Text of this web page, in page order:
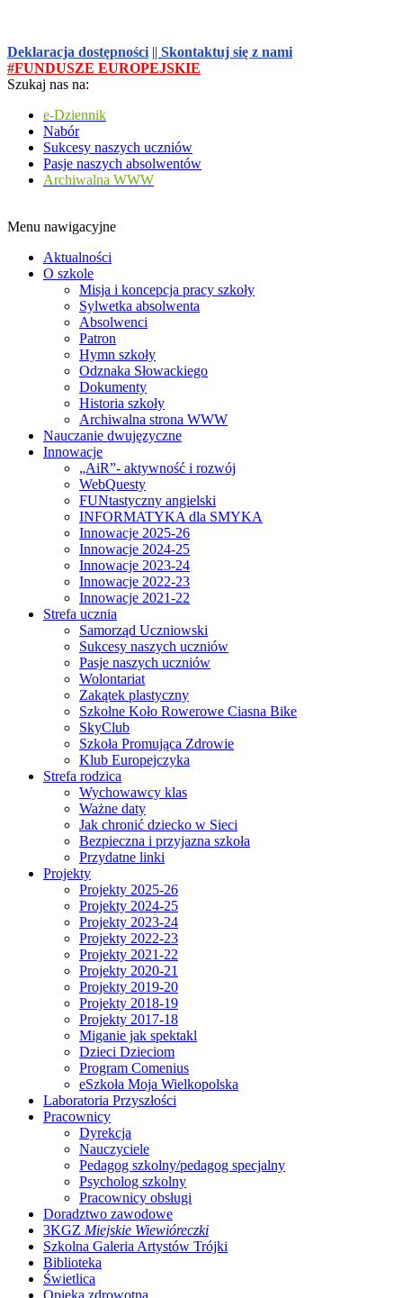
Deklaracja dostępności || Skontaktuj się z nami
#FUNDUSZE EUROPEJSKIE
Szukaj nas na:
e-Dziennik
Nabór
Sukcesy naszych uczniów
Pasje naszych absolwentów
Archiwalna WWW
Menu nawigacyjne
Aktualności
O szkole
Misja i koncepcja pracy szkoły
Sylwetka absolwenta
Absolwenci
Patron
Hymn szkoły
Odznaka Słowackiego
Dokumenty
Historia szkoły
Archiwalna strona WWW
Nauczanie dwujęzyczne
Innowacje
„AiR”- aktywność i rozwój
WebQuesty
FUNtastyczny angielski
INFORMATYKA dla SMYKA
Innowacje 2025-26
Innowacje 2024-25
Innowacje 2023-24
Innowacje 2022-23
Innowacje 2021-22
Strefa ucznia
Samorząd Uczniowski
Sukcesy naszych uczniów
Pasje naszych uczniów
Wolontariat
Zakątek plastyczny
Szkolne Koło Rowerowe Ciasna Bike
SkyClub
Szkoła Promująca Zdrowie
Klub Europejczyka
Strefa rodzica
Wychowawcy klas
Ważne daty
Jak chronić dziecko w Sieci
Bezpieczna i przyjazna szkoła
Przydatne linki
Projekty
Projekty 2025-26
Projekty 2024-25
Projekty 2023-24
Projekty 2022-23
Projekty 2021-22
Projekty 2020-21
Projekty 2019-20
Projekty 2018-19
Projekty 2017-18
Miganie jak spektakl
Dzieci Dzieciom
Program Comenius
eSzkoła Moja Wielkopolska
Laboratoria Przyszłości
Pracownicy
Dyrekcja
Nauczyciele
Pedagog szkolny/pedagog specjalny
Psycholog szkolny
Pracownicy obsługi
Doradztwo zawodowe
3KGZ Miejskie Wiewióreczki
Szkolna Galeria Artystów Trójki
Biblioteka
Świetlica
Opieka zdrowotna